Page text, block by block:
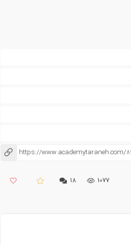
https://www.academytaraneh.com/
1077 ۱۸